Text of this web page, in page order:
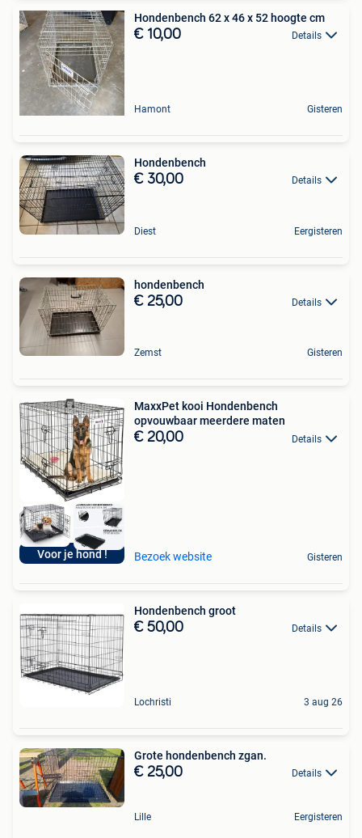
Hondenbench 62 x 46 x 52 hoogte cm
€ 10,00 Details
Hamont Gisteren
Hondenbench
€ 30,00 Details
Diest Eergisteren
hondenbench
€ 25,00 Details
Zemst Gisteren
Voor je hond !
MaxxPet kooi Hondenbench
opvouwbaar meerdere maten
€ 20,00 Details
Bezoek website Gisteren
Hondenbench groot
€ 50,00 Details
Lochristi 3 aug 26
Grote hondenbench zgan.
€ 25,00 Details
Lille Eergisteren